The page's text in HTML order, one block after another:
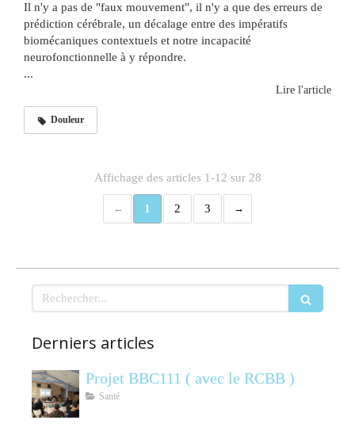
Il n'y a pas de "faux mouvement", il n'y a que des erreurs de
prédiction cérébrale, un décalage entre des impératifs
biomécaniques contextuels et notre incapacité
neurofonctionnelle à y répondre.
...
Lire l'article
Douleur
Affichage des articles 1-12 sur 28
1 2 3
Rechercher
Derniers articles
Projet BBC111 ( avec le RCBB )
Santé